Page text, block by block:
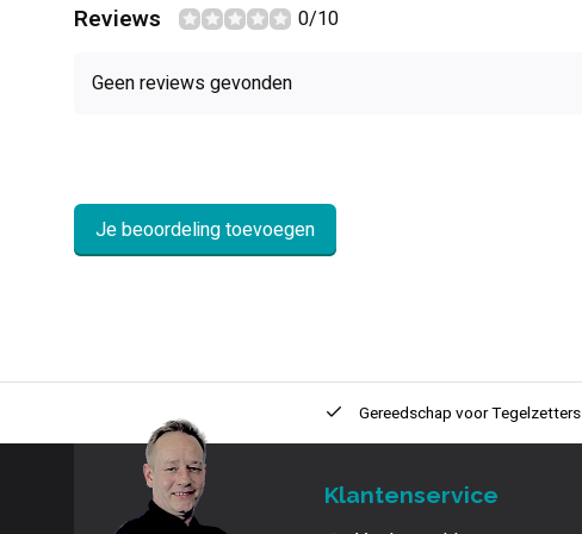
Reviews 0/10
Geen reviews gevonden
Je beoordeling toevoegen
Innovatie Gereedschap voorTegelzetters
Klantenservice